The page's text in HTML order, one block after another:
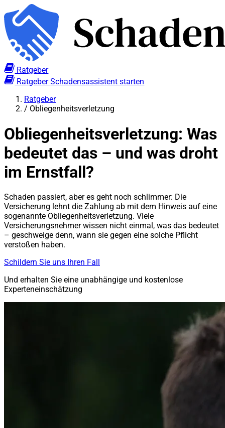
Ratgeber
RatgeberSchadensassistent starten
Ratgeber
/ Obliegenheitsverletzung
Obliegenheitsverletzung: Was
bedeutet das – und was droht
im Ernstfall?
Schaden passiert, aber es geht noch schlimmer: Die
Versicherung lehnt die Zahlung ab mit dem Hinweis auf eine
sogenannte Obliegenheitsverletzung. Viele
Versicherungsnehmer wissen nicht einmal, was das bedeutet
– geschweige denn, wann sie gegen eine solche Pflicht
verstoßen haben.
Schildern Sie uns Ihren Fall
Und erhalten Sie eine unabhängige und kostenlose
Experteneinschätzung